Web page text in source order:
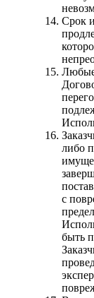
Срок
Любые
либо
с
быть